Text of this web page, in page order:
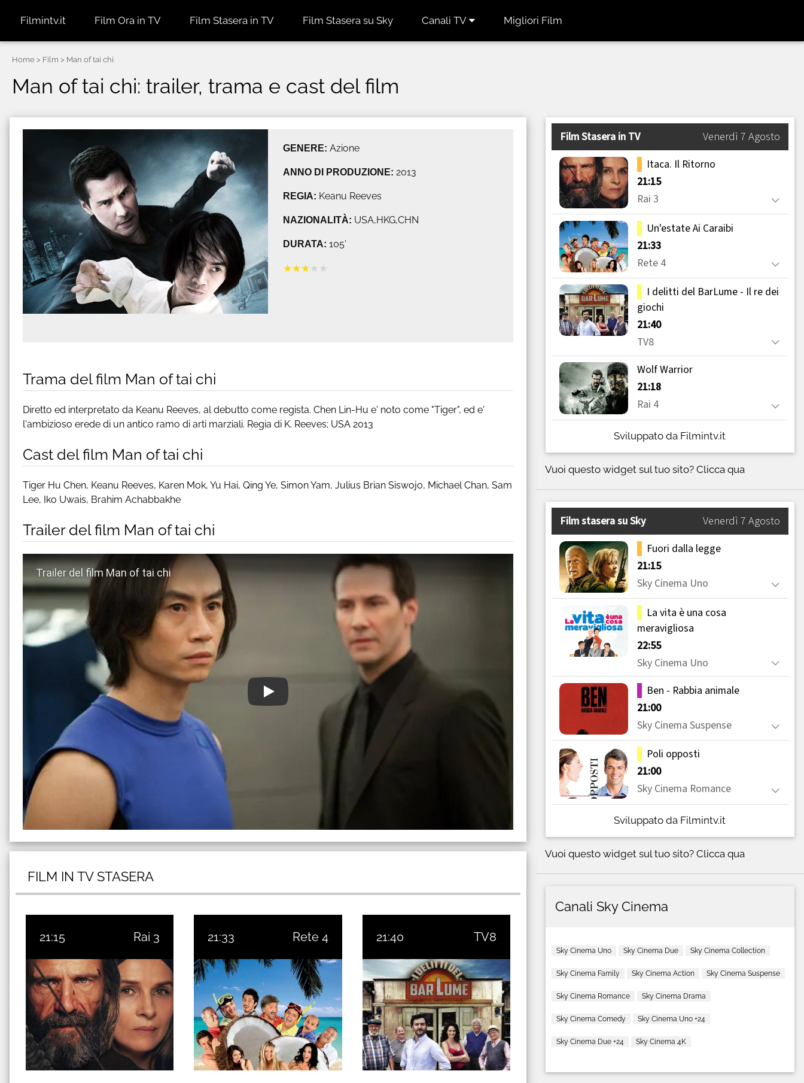
Filmintv.it Film Ora in TV Film Stasera in TV Film Stasera su Sky Canali TV Migliori Film
Home > Film > Man of tai chi
Man of tai chi: trailer, trama e cast del film
GENERE:Azione
ANNO DI PRODUZIONE: 2013
REGIA: Keanu Reeves
NAZIONALITÀ: USA,HKG,CHN
DURATA:105'
★★★ ★ ★
Trama del film Man of tai chi
Diretto ed interpretato da Keanu Reeves, al debutto come regista. Chen Lin-Hu e' noto come "Tiger", ed e'
l'ambizioso erede di un antico ramo di arti marziali. Regia di K. Reeves; USA 2013
Cast del film Man of tai chi
Tiger Hu Chen, Keanu Reeves, Karen Mok, Yu Hai, Qing Ye, Simon Yam, Julius Brian Siswojo, Michael Chan, Sam
Lee, Iko Uwais, Brahim Achabbakhe
Trailer del film Man of tai chi
Guarda trailer del film Man of tai chi
FILM IN TV STASERA
21:15 Rai 3 21:33 Rete 4 21:40 TV8
Sviluppato da Filmintv.it
Vuoi questo widget sul tuo sito? Clicca qua
Sviluppato da Filmintv.it
Vuoi questo widget sul tuo sito? Clicca qua
Canali Sky Cinema
Sky Cinema Uno Sky Cinema Due Sky Cinema Collection
Sky Cinema Family Sky Cinema Action Sky Cinema Suspense
Sky Cinema Romance Sky Cinema Drama
Sky Cinema Comedy Sky Cinema Uno +24
Sky Cinema Due +24 Sky Cinema 4K